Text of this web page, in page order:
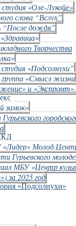
«Оле-Лукойе»
слова “Вслух”
“После дождя”
Творчества
«Подсолнухи”
«Смысл жизни
и «Экспромт».
замок»
«Лидер»
Гурьевского
МБУ «Центр
за 2025 год
«Подсолнухи»